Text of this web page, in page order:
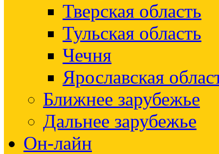
Тверская область
Тульская область
Чечня
Ярославская
Ближнее зарубежье
Дальнее зарубежье
Он-лайн